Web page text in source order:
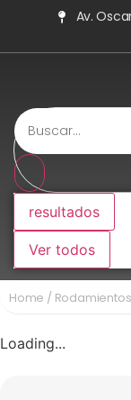
Av.
resultados
Ver todos
Home / Rodamientos
Loading...